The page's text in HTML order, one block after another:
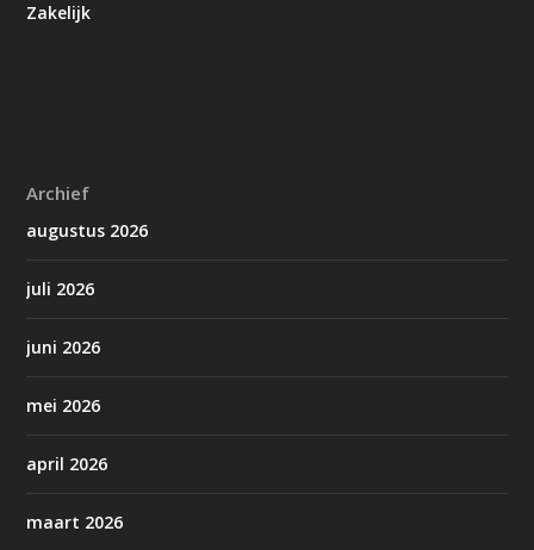
Zakelijk
Archief
augustus 2026
juli 2026
juni 2026
mei 2026
april 2026
maart 2026